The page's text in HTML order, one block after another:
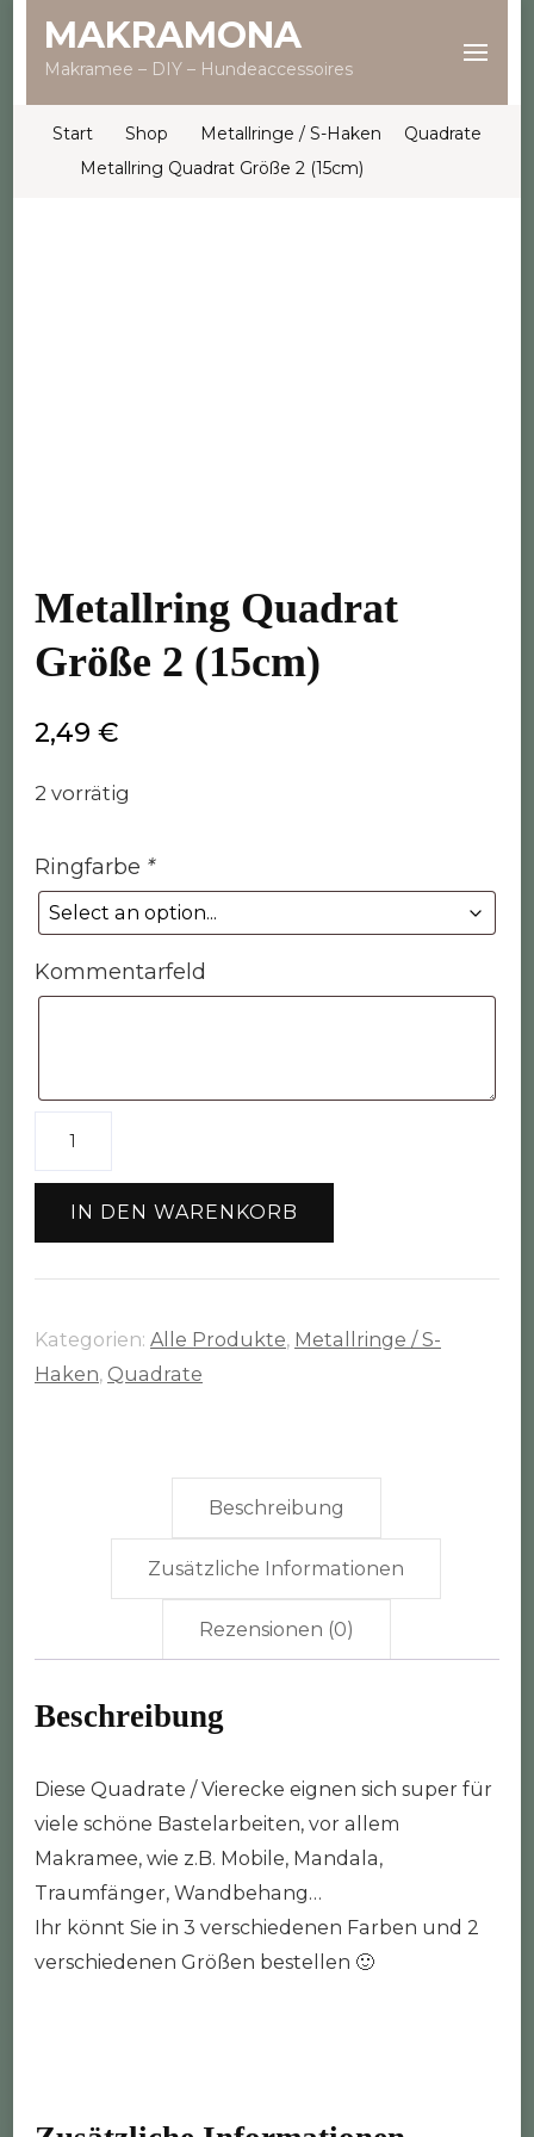
MAKRAMONA
Makramee – DIY – Hundeaccessoires
Start Shop Metallringe / S-Haken
Quadrate
Metallring Quadrat Größe 2 (15cm)
Metallring Quadrat
Größe 2 (15cm)
2,49 €
2 vorrätig
Ringfarbe *
Kommentarfeld
IN DEN WARENKORB
Kategorien: Alle Produkte, Metallringe / S-
Haken, Quadrate
Beschreibung
Zusätzliche Informationen
Rezensionen (0)
Beschreibung
Diese Quadrate / Vierecke eignen sich super für
viele schöne Bastelarbeiten, vor allem
Makramee, wie z.B. Mobile, Mandala,
Traumfänger, Wandbehang…
Ihr könnt Sie in 3 verschiedenen Farben und 2
verschiedenen Größen bestellen 🙂